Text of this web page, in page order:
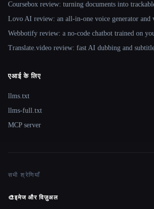
Coursebox review: turning documents into
Lovo AI review: an all-in-one voice generator and
Webbotify review: a no-code chatbot trained on
Translate.video review: fast AI dubbing and
एआई के लिए
llms.txt
llms-full.txt
MCP server
सभी श्रेणियाँ
🎨इमेज और विज़ुअल